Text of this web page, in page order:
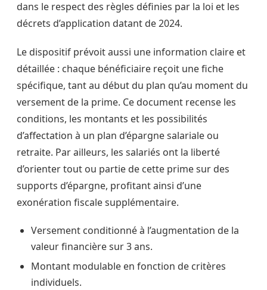
dans le respect des règles définies par la loi et les
décrets d’application datant de 2024.
Le dispositif prévoit aussi une information claire et
détaillée : chaque bénéficiaire reçoit une fiche
spécifique, tant au début du plan qu’au moment du
versement de la prime. Ce document recense les
conditions, les montants et les possibilités
d’affectation à un plan d’épargne salariale ou
retraite. Par ailleurs, les salariés ont la liberté
d’orienter tout ou partie de cette prime sur des
supports d’épargne, profitant ainsi d’une
exonération fiscale supplémentaire.
Versement conditionné à l’augmentation de la
valeur financière sur 3 ans.
Montant modulable en fonction de critères
individuels.